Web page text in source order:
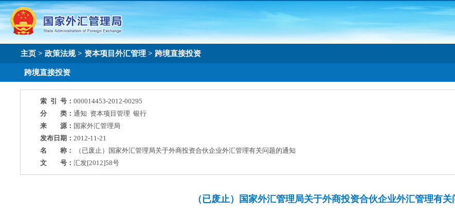
主页 >政策法规>资本项目外汇管理 >跨境直接投资
跨境直接投资
索 引 号：000014453-2012-00295
分 类：通知 资本项目管理 银行
来 源： 国家外汇管理局
发布日期：2012-11-21
名 称：
（已废止）国家外汇管理局关于外商投资合伙企业外汇管理有关问题的通知
文 号：汇发[2012]58号
（已废止）国家外汇管理局关于外商投资合伙企业外汇管理有关